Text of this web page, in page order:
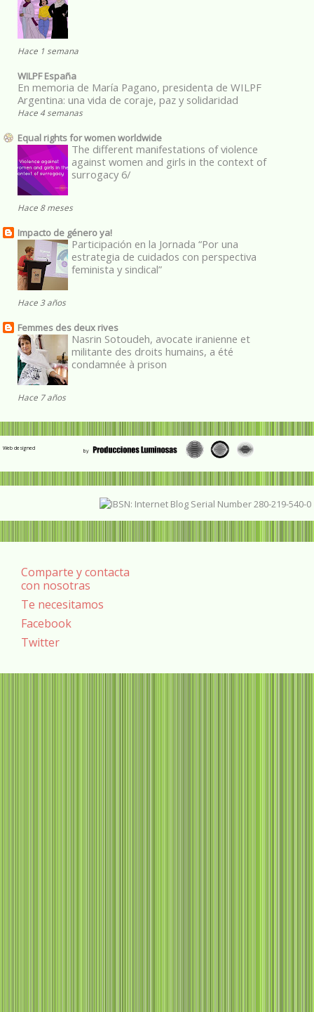
Hace 1 semana
WILPF España
En memoria de María Pagano, presidenta de WILPF
Argentina: una vida de coraje, paz y solidaridad
Hace 4 semanas
Equal rights for women worldwide
The different manifestations of violence
against women and girls in the context of
surrogacy 6/
Hace 8 meses
Impacto de género ya!
Participación en la Jornada “Por una
estrategia de cuidados con perspectiva
feminista y sindical”
Hace 3 años
Femmes des deux rives
Nasrin Sotoudeh, avocate iranienne et
militante des droits humains, a été
condamnée à prison
Hace 7 años
Web designed
Comparte y contacta
con nosotras
Te necesitamos
Facebook
Twitter